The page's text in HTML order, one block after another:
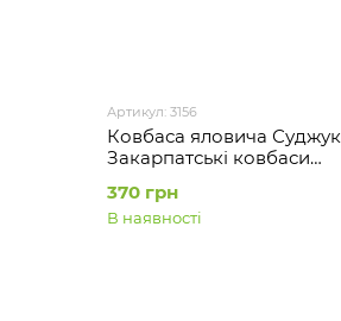
Артикул: 3156
Ковбаса яловича Суджук
Закарпатські ковбаси
370 грн
В наявності